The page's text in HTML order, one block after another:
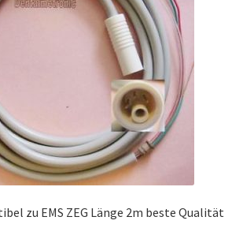
zu EMS ZEG Länge 2m beste Qualität